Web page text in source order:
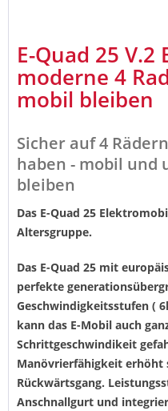
E-Quad 25
moderne 4
mobil bleiben
Sicher auf 4
haben - mobil und
bleiben
Das E-Quad 25
Altersgruppe.
Das E-Quad 25 mit
perfekte
Geschwindigkeitsstufen (
kann das E-Mobil auch
Schrittgeschwindikeit
Manövrierfähigkeit erhöht
Rückwärtsgang.
Anschnallgurt und